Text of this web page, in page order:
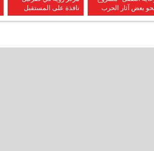
بعض آثار الحرب
كفرنبل
نافذة على المستقبل